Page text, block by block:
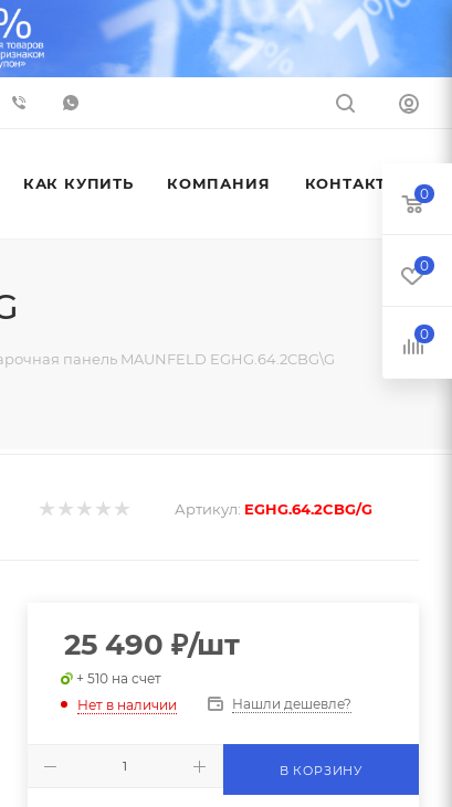
КАК КУПИТЬ КОМПАНИЯ КОНТАКТЫ
панель MAUNFELD EGHG.64.2CBG\G
Артикул: EGHG.64.2CBG/G
25 490 ₽/шт
+ 510 на счет
Нет в наличии
Нашли дешевле?
В КОРЗИНУ
0
0
0